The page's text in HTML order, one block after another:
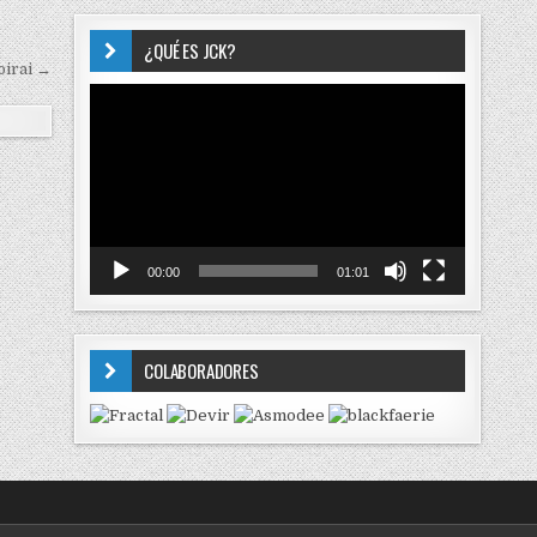
→
¿QUÉ ES JCK?
00:00 01:01
COLABORADORES